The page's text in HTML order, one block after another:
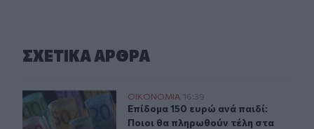
ΣΧΕΤΙΚA AΡΘΡΑ
Επίδομα 150 ευρώ ανά παιδί: Ποιοι θα πληρωθούν
ΟΙΚΟΝΟΜΙΑ 16:39
Επίδομα 150 ευρώ ανά παιδί:
Επίδομα 150 ευρώ ανά παιδί:
Ποιοι θα πληρωθούν τέλη στα